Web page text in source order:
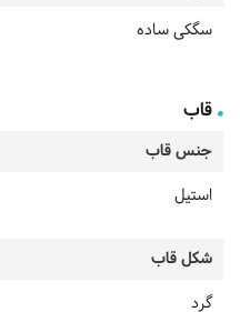
سگکی ساده
قاب
جنس قاب
استیل
شکل قاب
گرد